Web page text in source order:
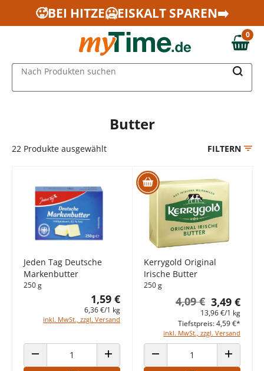
Zum Hauptinhalt springen
Zur Navigation springen
Zur Suche springen
🥵BEI HITZE🥶EISKALT SPAREN➡️
0,00 €
0
Nach Produkten suchen
Butter
22 Produkte ausgewählt FILTERN
Jeden Tag Deutsche
Markenbutter
250 g
1,59 €
6,36 €/1 kg
inkl. MwSt., zzgl. Versand
ANZAHL VERRINGERN ANZAHL ERHÖHEN
Kerrygold Original
Irische Butter
250 g
3,49 €
4,09 €
13,96 €/1 kg
inkl. MwSt., zzgl. Versand
Tiefstpreis: 4,59 €*
ANZAHL VERRINGERN ANZAHL